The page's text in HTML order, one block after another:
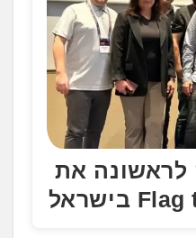
לראשונה את